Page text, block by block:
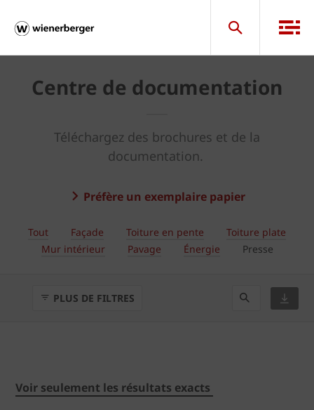
Centre de documentation
Téléchargez des brochures et de la
documentation.
Préfère un exemplaire papier
Tout Façade Toiture en pente
Toiture plate
Mur intérieur
Pavage Énergie Presse
PLUS DE FILTRES
Voir seulement les résultats exacts